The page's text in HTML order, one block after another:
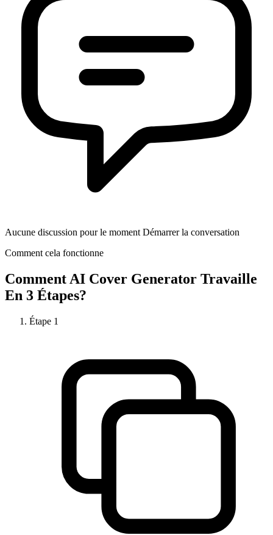
Aucune discussion pour le moment Démarrer la conversation
Comment cela fonctionne
Comment AI Cover Generator Travaille
En 3 Étapes?
Étape 1